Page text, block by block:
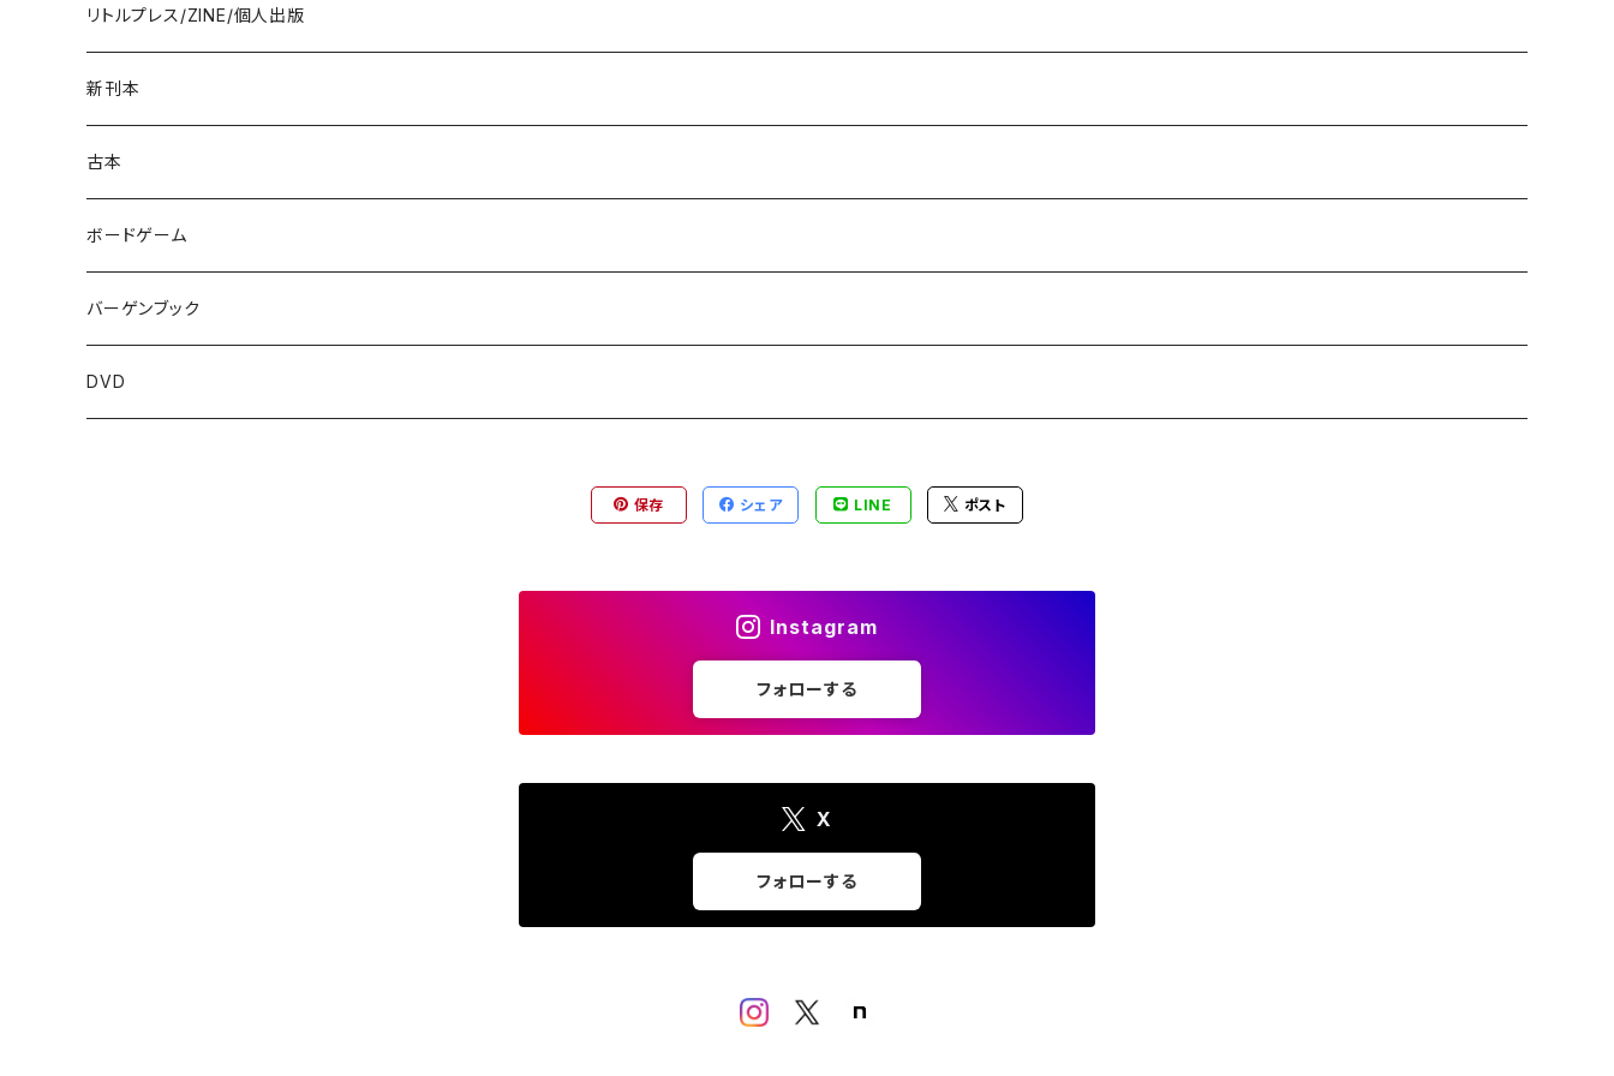
リトルプレス/ZINE/個人出版
新刊本
古本
ボードゲーム
バーゲンブック
DVD
保存 シェア LINE ポスト
Instagram
フォローする
X
フォローする